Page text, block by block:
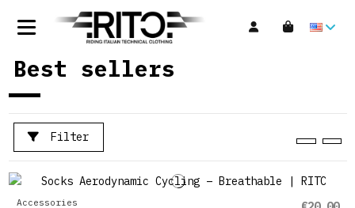
Best sellers
Filter
Accessories